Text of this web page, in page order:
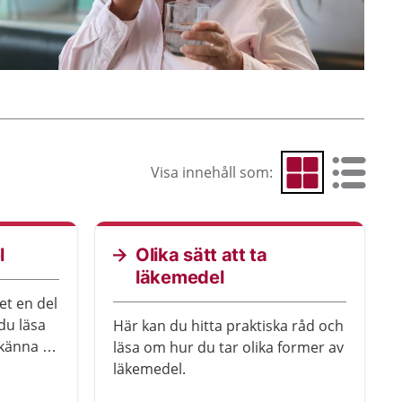
Visa innehåll som: Visa som rutnät
Visa som
en del
läsa
till
Olika sätt att ta
läkemedel
Här kan du hitta praktiska råd och
läsa om hur du tar olika former av
läkemedel.